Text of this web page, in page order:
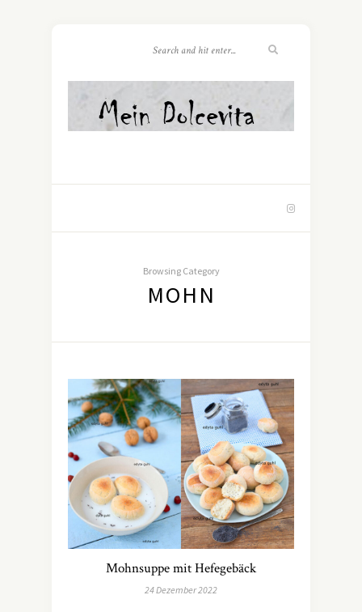
Browsing Category
MOHN
Mohnsuppe mit Hefegebäck
24 Dezember 2022